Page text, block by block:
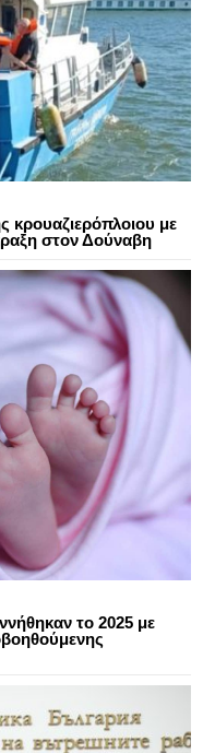
κρουαζιερόπλοιου με
στον Δούναβη
το 2025 με